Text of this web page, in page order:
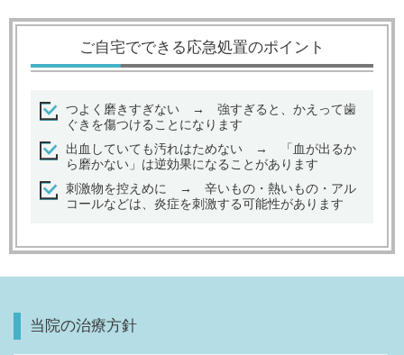
ご自宅でできる応急処置のポイント
つよく磨きすぎない → 強すぎると、かえって歯
ぐきを傷つけることになります
出血していても汚れはためない → 「血が出るか
ら磨かない」は逆効果になることがあります
刺激物を控えめに → 辛いもの・熱いもの・アル
コールなどは、炎症を刺激する可能性があります
当院の治療方針